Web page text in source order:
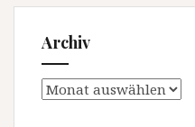
Archiv
Archiv